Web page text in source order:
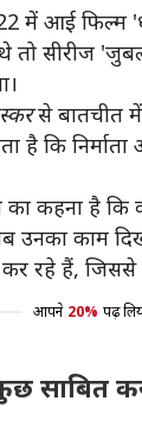
में आई फिल्म
तो सीरीज
से बातचीत
है कि
कहना है कि
उनका काम
रहे हैं, जिससे
आपने 20% पढ़
साबित